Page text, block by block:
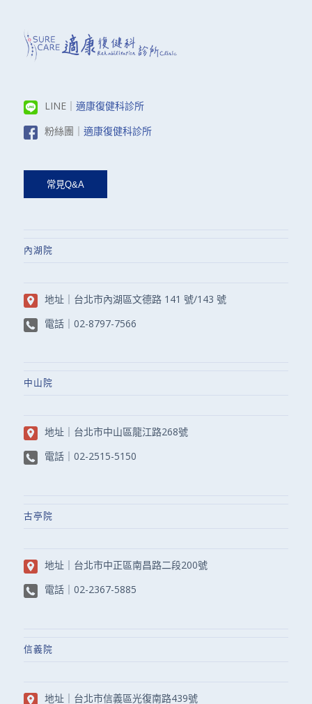
LINE｜ 適康復健科診所
粉絲團｜ 適康復健科診所
內湖院
地址｜ 台北市內湖區文德路 141 號/143 號
電話｜ 02-8797-7566
中山院
地址｜ 台北市中山區龍江路268號
電話｜ 02-2515-5150
古亭院
地址｜ 台北市中正區南昌路二段200號
電話｜ 02-2367-5885
信義院
地址｜ 台北市信義區光復南路439號